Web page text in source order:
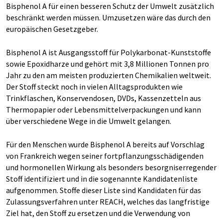
Bisphenol A für einen besseren Schutz der Umwelt zusätzlich
beschränkt werden müssen. Umzusetzen wäre das durch den
europäischen Gesetzgeber.
Bisphenol A ist Ausgangsstoff für Polykarbonat-Kunststoffe
sowie Epoxidharze und gehört mit 3,8 Millionen Tonnen pro
Jahr zu den am meisten produzierten Chemikalien weltweit.
Der Stoff steckt noch in vielen Alltagsprodukten wie
Trinkflaschen, Konservendosen, DVDs, Kassenzetteln aus
Thermopapier oder Lebensmittelverpackungen und kann
über verschiedene Wege in die Umwelt gelangen.
Für den Menschen wurde Bisphenol A bereits auf Vorschlag
von Frankreich wegen seiner fortpflanzungsschädigenden
und hormonellen Wirkung als besonders besorgniserregender
Stoff identifiziert und in die sogenannte Kandidatenliste
aufgenommen. Stoffe dieser Liste sind Kandidaten für das
Zulassungsverfahren unter REACH, welches das langfristige
Ziel hat, den Stoff zu ersetzen und die Verwendung von